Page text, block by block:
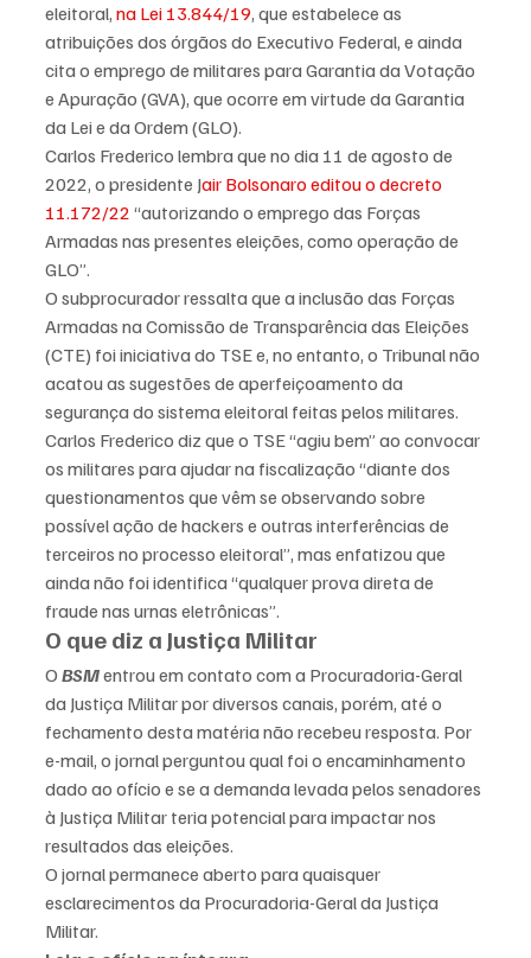
eleitoral, na Lei 13.844/19, que estabelece as
atribuições dos órgãos do Executivo Federal, e ainda
cita o emprego de militares para Garantia da Votação
e Apuração (GVA), que ocorre em virtude da Garantia
da Lei e da Ordem (GLO).
Carlos Frederico lembra que no dia 11 de agosto de
2022, o presidente Jair Bolsonaro editou o decreto
11.172/22 “autorizando o emprego das Forças
Armadas nas presentes eleições, como operação de
GLO”.
O subprocurador ressalta que a inclusão das Forças
Armadas na Comissão de Transparência das Eleições
(CTE) foi iniciativa do TSE e, no entanto, o Tribunal não
acatou as sugestões de aperfeiçoamento da
segurança do sistema eleitoral feitas pelos militares.
Carlos Frederico diz que o TSE “agiu bem” ao convocar
os militares para ajudar na fiscalização “diante dos
questionamentos que vêm se observando sobre
possível ação de hackers e outras interferências de
terceiros no processo eleitoral”, mas enfatizou que
ainda não foi identifica “qualquer prova direta de
fraude nas urnas eletrônicas”.
O que diz a Justiça Militar
O BSM entrou em contato com a Procuradoria-Geral
da Justiça Militar por diversos canais, porém, até o
fechamento desta matéria não recebeu resposta. Por
e-mail, o jornal perguntou qual foi o encaminhamento
dado ao ofício e se a demanda levada pelos senadores
à Justiça Militar teria potencial para impactar nos
resultados das eleições.
O jornal permanece aberto para quaisquer
esclarecimentos da Procuradoria-Geral da Justiça
Militar.